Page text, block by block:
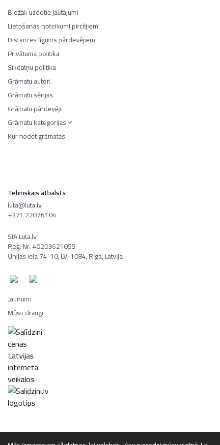
Biežāk uzdotie jautājumi
Lietošanas noteikumi pircējiem
Distances līgums pārdevējiem
Privātuma politika
Sīkdatņu politika
Grāmatu autori
Grāmatu sērijas
Grāmatu pārdevēji
Grāmatu kategorijas
Kur nodot grāmatas
Tehniskais atbalsts
luta@luta.lv
+371 22076104
SIA Luta.lv
Reģ. Nr. 40203621055
Ūnijas iela 74-10, LV-1084, Rīga, Latvija
Jaunumi
Mūsu draugi